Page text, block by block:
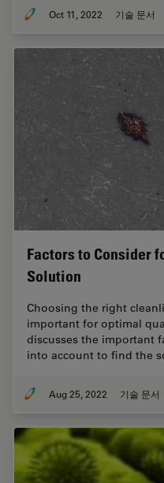
Oct 11, 2022 기술 문서
Factors to Consider
Solution
Choosing the right
important for optimal
discusses the important
into account to find the
Aug 25, 2022 기술 문서